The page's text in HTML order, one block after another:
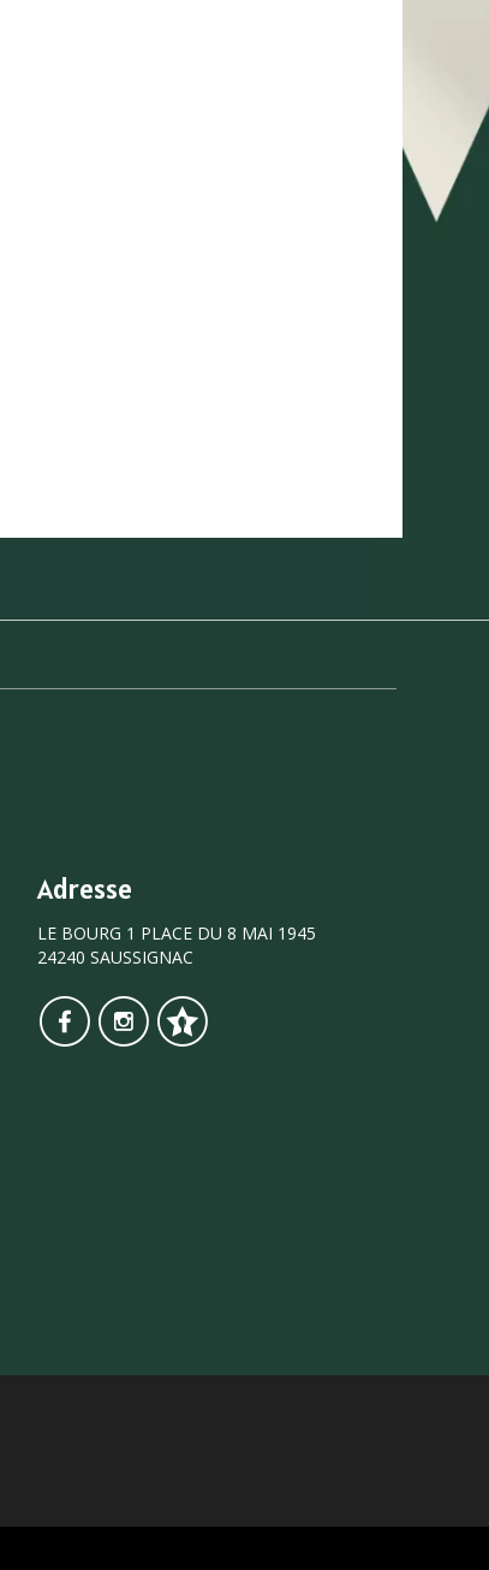
Adresse
LE BOURG 1 PLACE DU 8 MAI 1945
24240 SAUSSIGNAC